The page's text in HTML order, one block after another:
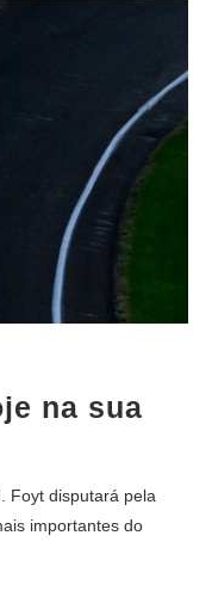
na sua
Foyt disputará pela
importantes do